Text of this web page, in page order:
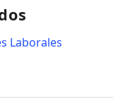
Laborales